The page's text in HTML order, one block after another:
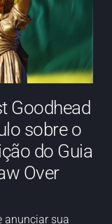
Goodhead
sobre o
do Guia
Over
anunciar sua